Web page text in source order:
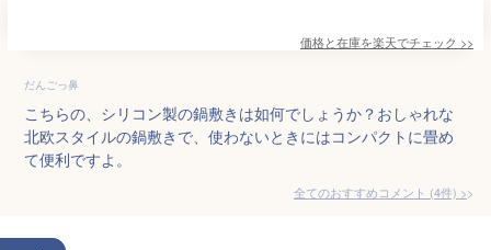
価格と在庫を楽天でチェック >>
だんごっ鼻
こちらの、シリコン製の鍋敷きは如何でしょうか？おしゃれな
北欧スタイルの鍋敷きで、使わないときにはコンパクトに畳め
て便利ですよ。
全てのおすすめコメント (4件) >